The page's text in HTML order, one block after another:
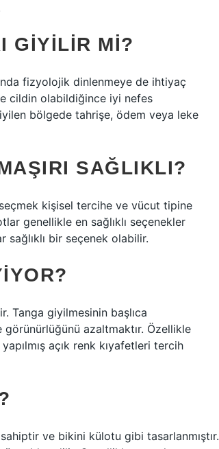
GIYILIR MI?
fizyolojik dinlenmeye de ihtiyaç
cildin olabildiğince iyi nefes
bölgede tahrişe, ödem veya leke
SAĞLIKLI?
seçmek kişisel tercihe ve vücut tipine
genellikle en sağlıklı seçenekler
bir seçenek olabilir.
Tanga giyilmesinin başlıca
görünürlüğünü azaltmaktır. Özellikle
açık renk kıyafetleri tercih
sahiptir ve bikini külotu gibi tasarlanmıştır.